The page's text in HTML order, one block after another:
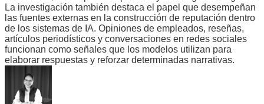
La investigación también destaca el papel que desempeñan
las fuentes externas en la construcción de reputación dentro
de los sistemas de IA. Opiniones de empleados, reseñas,
artículos periodísticos y conversaciones en redes sociales
funcionan como señales que los modelos utilizan para
elaborar respuestas y reforzar determinadas narrativas.